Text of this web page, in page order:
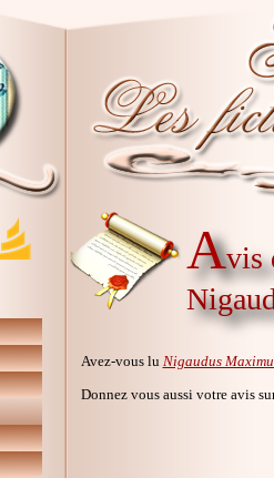
Avis
Avez-vous lu Nigaudus
Donnez vous aussi votre avis